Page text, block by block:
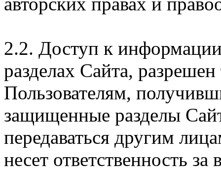
2.2. Доступ к
разделах Сайта,
Пользователям,
защищенные разделы
передаваться другим
несет ответственность